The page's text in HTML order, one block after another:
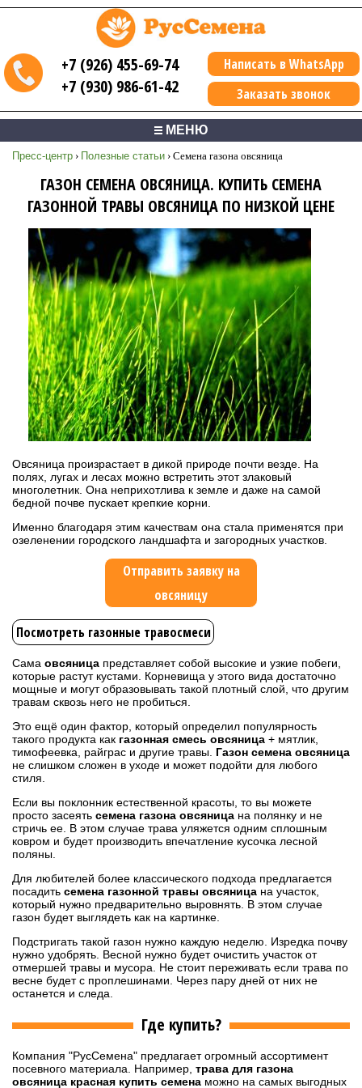
+7 (926) 455-69-74
+7 (930) 986-61-42
Написать в WhatsApp
Заказать звонок
МЕНЮ
Пресс-центр › Полезные статьи › Семена газона овсяница
ГАЗОН СЕМЕНА ОВСЯНИЦА. КУПИТЬ СЕМЕНА
ГАЗОННОЙ ТРАВЫ ОВСЯНИЦА ПО НИЗКОЙ ЦЕНЕ
Овсяница произрастает в дикой природе почти везде. На
полях, лугах и лесах можно встретить этот злаковый
многолетник. Она неприхотлива к земле и даже на самой
бедной почве пускает крепкие корни.
Именно благодаря этим качествам она стала применятся при
озеленении городского ландшафта и загородных участков.
Отправить заявку на
овсяницу
Посмотреть газонные травосмеси
Сама овсяница представляет собой высокие и узкие побеги,
которые растут кустами. Корневища у этого вида достаточно
мощные и могут образовывать такой плотный слой, что другим
травам сквозь него не пробиться.
Это ещё один фактор, который определил популярность
такого продукта как газонная смесь овсяница + мятлик,
тимофеевка, райграс и другие травы. Газон семена овсяница
не слишком сложен в уходе и может подойти для любого
стиля.
Если вы поклонник естественной красоты, то вы можете
просто засеять семена газона овсяница на полянку и не
стричь ее. В этом случае трава уляжется одним сплошным
ковром и будет производить впечатление кусочка лесной
поляны.
Для любителей более классического подхода предлагается
посадить семена газонной травы овсяница на участок,
который нужно предварительно выровнять. В этом случае
газон будет выглядеть как на картинке.
Подстригать такой газон нужно каждую неделю. Изредка почву
нужно удобрять. Весной нужно будет очистить участок от
отмершей травы и мусора. Не стоит переживать если трава по
весне будет с проплешинами. Через пару дней от них не
останется и следа.
Где купить?
Компания "РусСемена" предлагает огромный ассортимент
посевного материала. Например, трава для газона
овсяница красная купить семена можно на самых выгодных